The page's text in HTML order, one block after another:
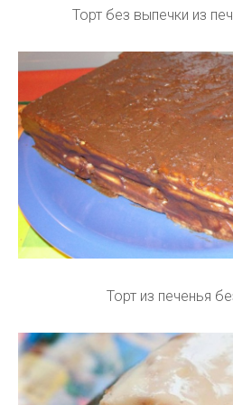
Торт без выпечки из
Торт из печенья